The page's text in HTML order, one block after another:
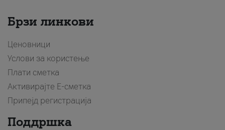
Брзи линкови
Ценовници
Услови за користење
Плати сметка
Активирајте Е-сметка
Припејд регистрација
Поддршка